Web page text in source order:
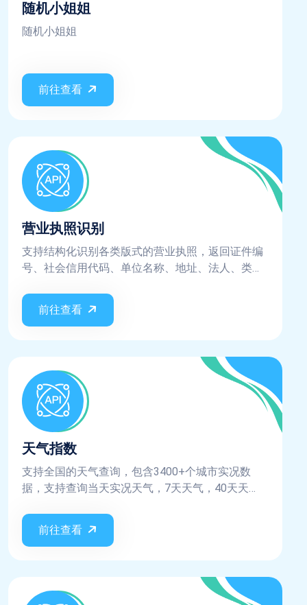
随机小姐姐
随机小姐姐
前往查看
营业执照识别
支持结构化识别各类版式的营业执照，返回证件编
号、社会信用代码、单位名称、地址、法人、类
息
前往查看
天气指数
支持全国的天气查询，包含3400+个城市实况数
据，支持查询当天实况天气，7天天气，40天天
前往查看